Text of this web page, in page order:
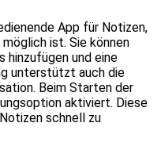
App für Notizen,
ist. Sie können
hinzufügen und eine
unterstützt auch die
Beim Starten der
aktiviert. Diese
schnell zu